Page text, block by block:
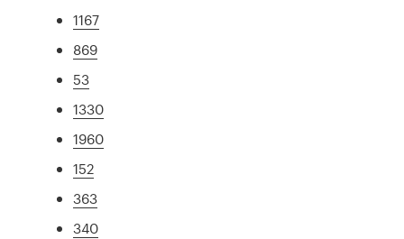
1167
869
53
1330
1960
152
363
340